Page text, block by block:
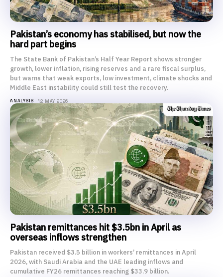
Pakistan’s economy has stabilised, but now the
hard part begins
The State Bank of Pakistan’s Half Year Report shows stronger
growth, lower inflation, rising reserves and a rare fiscal surplus,
but warns that weak exports, low investment, climate shocks and
Middle East instability could still test the recovery.
ANALYSIS 12 MAY 2026
Pakistan remittances hit $3.5bn in April as
overseas inflows strengthen
Pakistan received $3.5 billion in workers’ remittances in April
2026, with Saudi Arabia and the UAE leading inflows and
cumulative FY26 remittances reaching $33.9 billion.